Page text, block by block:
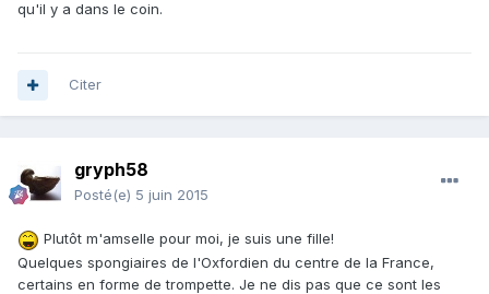
qu'il y a dans le coin.
Citer
gryph58
Posté(e) 5 juin 2015
Plutôt m'amselle pour moi, je suis une fille!
Quelques spongiaires de l'Oxfordien du centre de la France,
certains en forme de trompette. Je ne dis pas que ce sont les